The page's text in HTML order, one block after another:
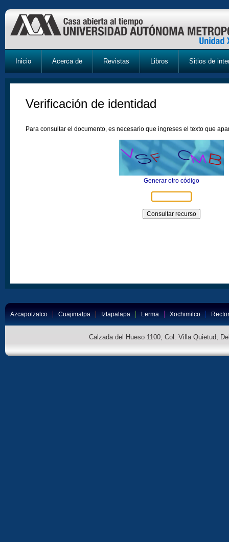
Inicio Acerca de Revistas Libros Sitios de
Verificación de identidad
Para consultar el documento, es necesario que ingreses el texto que
Generar otro código
Azcapotzalco Cuajimalpa Iztapalapa Lerma Xochimilco
Calzada del Hueso 1100, Col. Villa Quietud,